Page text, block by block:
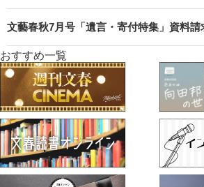
文藝春秋7月号「遺言・寄付特集」資料請
おすすめ一覧